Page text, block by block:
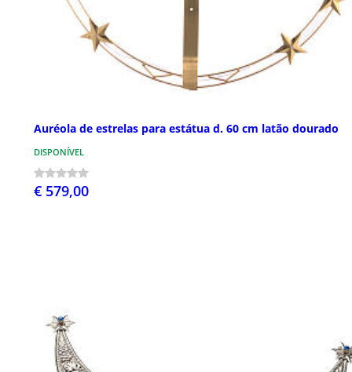
Auréola de estrelas para estátua d. 60 cm latão dourado
DISPONÍVEL
€ 579,00